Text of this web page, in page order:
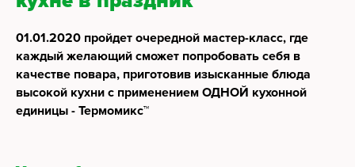
01.01.2020 пройдет очередной мастер-класс, где
каждый желающий сможет попробовать себя в
качестве повара, приготовив изысканные блюда
высокой кухни с применением ОДНОЙ кухонной
единицы - Термомикс™